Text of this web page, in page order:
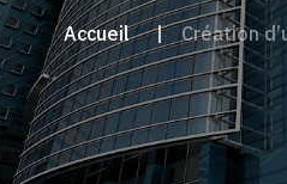
Accueil Création